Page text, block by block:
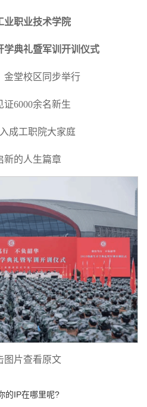
业职业技术学院
学典礼暨军训开训仪式
金堂校区同步举行
证6000余名新生
成工职院大家庭
新的人生篇章
图片查看原文
的IP在哪里呢?